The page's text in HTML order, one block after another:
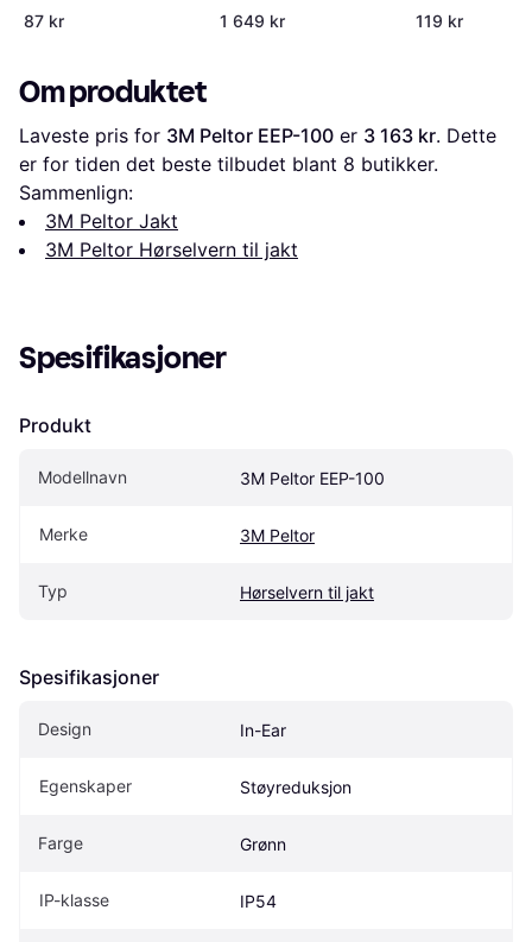
87 kr
1 649 kr
119 kr
Om produktet
Laveste pris for 3M Peltor EEP-100 er 3 163 kr. Dette
er for tiden det beste tilbudet blant 8 butikker.
Sammenlign:
3M Peltor Jakt
3M Peltor Hørselvern til jakt
Spesifikasjoner
Produkt
Modellnavn 3M Peltor EEP-100
Merke 3M Peltor
Typ Hørselvern til jakt
Spesifikasjoner
Design In-Ear
Egenskaper Støyreduksjon
Farge Grønn
IP-klasse IP54